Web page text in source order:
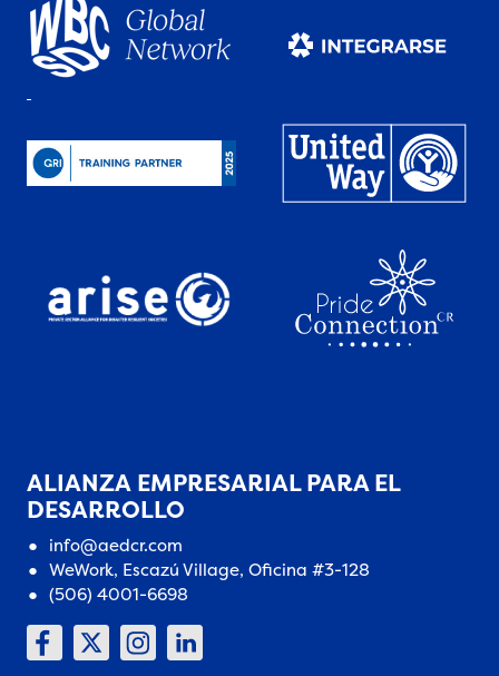
ALIANZA EMPRESARIAL PARA EL
DESARROLLO
info@aedcr.com
WeWork, Escazú Village, Oficina #3-128
(506) 4001-6698